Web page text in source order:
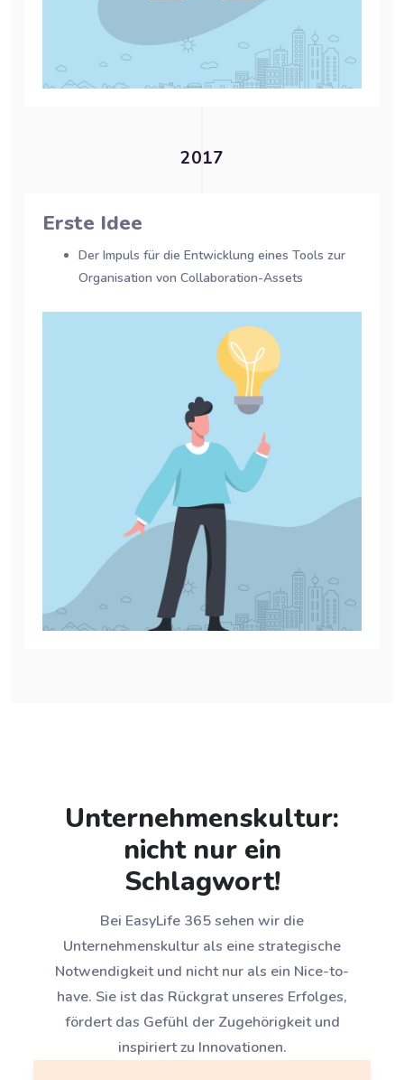
2017
Erste Idee
Der Impuls für die Entwicklung eines Tools zur
Organisation von Collaboration-Assets
Unternehmenskultur:
nicht nur ein
Schlagwort!
Bei EasyLife 365 sehen wir die
Unternehmenskultur als eine strategische
Notwendigkeit und nicht nur als ein Nice-to-
have. Sie ist das Rückgrat unseres Erfolges,
fördert das Gefühl der Zugehörigkeit und
inspiriert zu Innovationen.